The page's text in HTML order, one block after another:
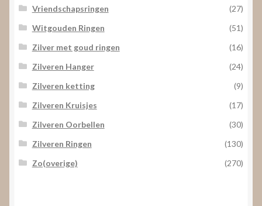
Vriendschapsringen
(27)
Witgouden Ringen
(51)
Zilver met goud ringen
(16)
Zilveren Hanger
(24)
Zilveren ketting
(9)
Zilveren Kruisjes
(17)
Zilveren Oorbellen
(30)
Zilveren Ringen
(130)
Zo(overige)
(270)